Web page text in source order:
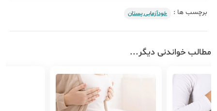
برچسب ها : خودآزمایی پستان
مطالب خواندنی دیگر...